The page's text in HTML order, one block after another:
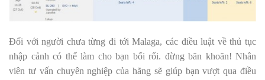
Đối với người chưa từng đi tới Malaga, các điều luật về thủ tục
nhập cảnh có thể làm cho bạn bối rối. đừng băn khoăn! Nhân
viên tư vấn chuyên nghiệp của hãng sẽ giúp bạn vượt qua điều